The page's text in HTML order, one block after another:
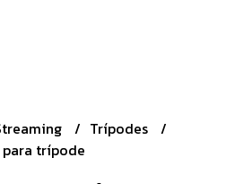
Trípodes
trípode